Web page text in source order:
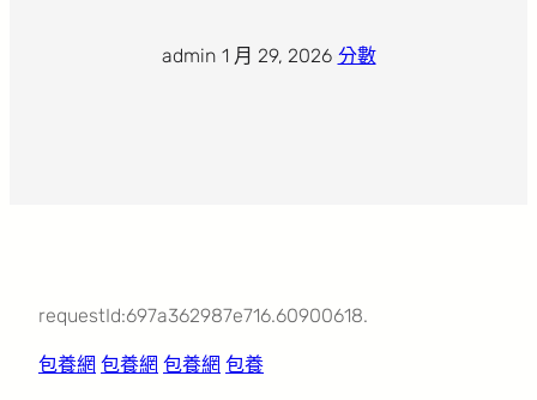
admin· 1 月 29, 2026· 分數
requestId:697a362987e716.60900618.
包養網 包養網 包養網 包養